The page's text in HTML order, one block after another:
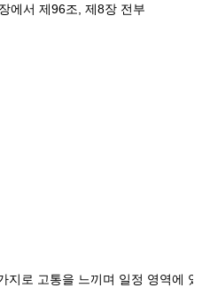
에서 제96조, 제8장 전부
로 고통을 느끼며 일정 영역에